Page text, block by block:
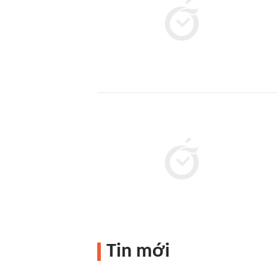
Tin mới